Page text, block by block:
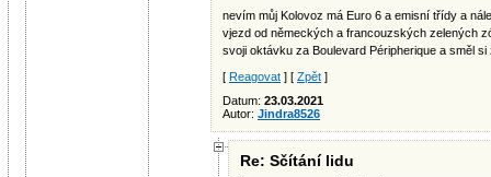
nevím můj Kolovoz má Euro 6 a emisní třídy a
vjezd od německých a francouzských zelených
svoji oktávku za Boulevard Péripherique a směl
[ Reagovat ] [ Zpět ]
Datum: 23.03.2021
Autor: Jindra8526
Re: Sčítání lidu